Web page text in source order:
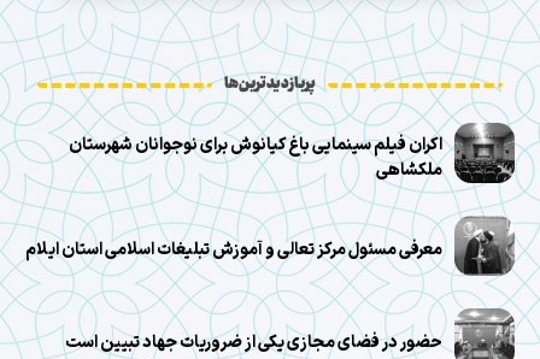
پربازدیدترین‌ها
اکران فیلم سینمایی باغ کیانوش برای نوجوانان شهرستان
ملکشاهی
معرفی مسئول مرکز تعالی و آموزش تبلیغات اسلامی استان ایلام
حضور در فضای مجازی یکی از ضروریات جهاد تبیین است